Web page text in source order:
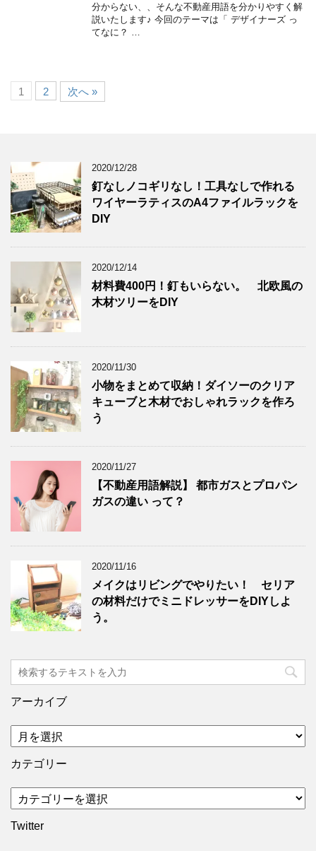
分からない、、そんな不動産用語を分かりやすく解
説いたします♪ 今回のテーマは「 デザイナーズ っ
てなに？ …
1 2 次へ »
2020/12/28
釘なしノコギリなし！工具なしで作れる
ワイヤーラティスのA4ファイルラックを
DIY
2020/12/14
材料費400円！釘もいらない。 北欧風の
木材ツリーをDIY
2020/11/30
小物をまとめて収納！ダイソーのクリア
キューブと木材でおしゃれラックを作ろ
う
2020/11/27
【不動産用語解説】 都市ガスとプロパン
ガスの違い って？
2020/11/16
メイクはリビングでやりたい！ セリア
の材料だけでミニドレッサーをDIYしよ
う。
アーカイブ
カテゴリー
Twitter